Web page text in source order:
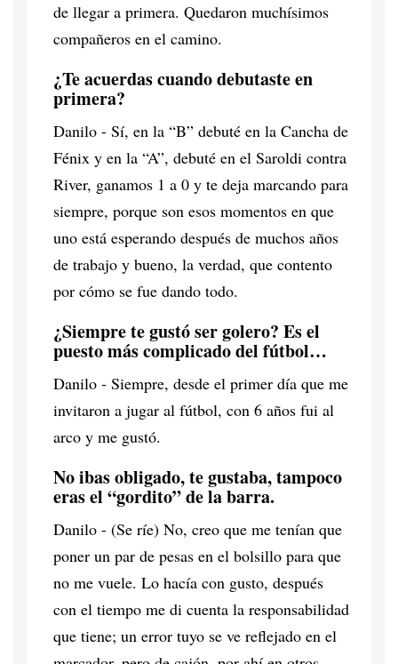
de llegar a primera. Quedaron muchísimos
compañeros en el camino.
¿Te acuerdas cuando debutaste en
primera?
Danilo - Sí, en la “B” debuté en la Cancha de
Fénix y en la “A”, debuté en el Saroldi contra
River, ganamos 1 a 0 y te deja marcando para
siempre, porque son esos momentos en que
uno está esperando después de muchos años
de trabajo y bueno, la verdad, que contento
por cómo se fue dando todo.
¿Siempre te gustó ser golero? Es el
puesto más complicado del fútbol…
Danilo - Siempre, desde el primer día que me
invitaron a jugar al fútbol, con 6 años fui al
arco y me gustó.
No ibas obligado, te gustaba, tampoco
eras el “gordito” de la barra.
Danilo - (Se ríe) No, creo que me tenían que
poner un par de pesas en el bolsillo para que
no me vuele. Lo hacía con gusto, después
con el tiempo me di cuenta la responsabilidad
que tiene; un error tuyo se ve reflejado en el